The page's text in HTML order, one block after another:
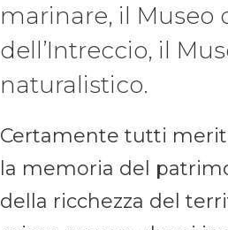
marinare, il Museo
dell’Intreccio, il
naturalistico.
Certamente tutti
la memoria del
della ricchezza del